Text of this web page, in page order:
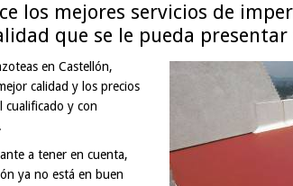
los mejores servicios de
que se le pueda
en Castellón,
calidad y los precios
cualificado y con
a tener en cuenta,
ya no está en buen